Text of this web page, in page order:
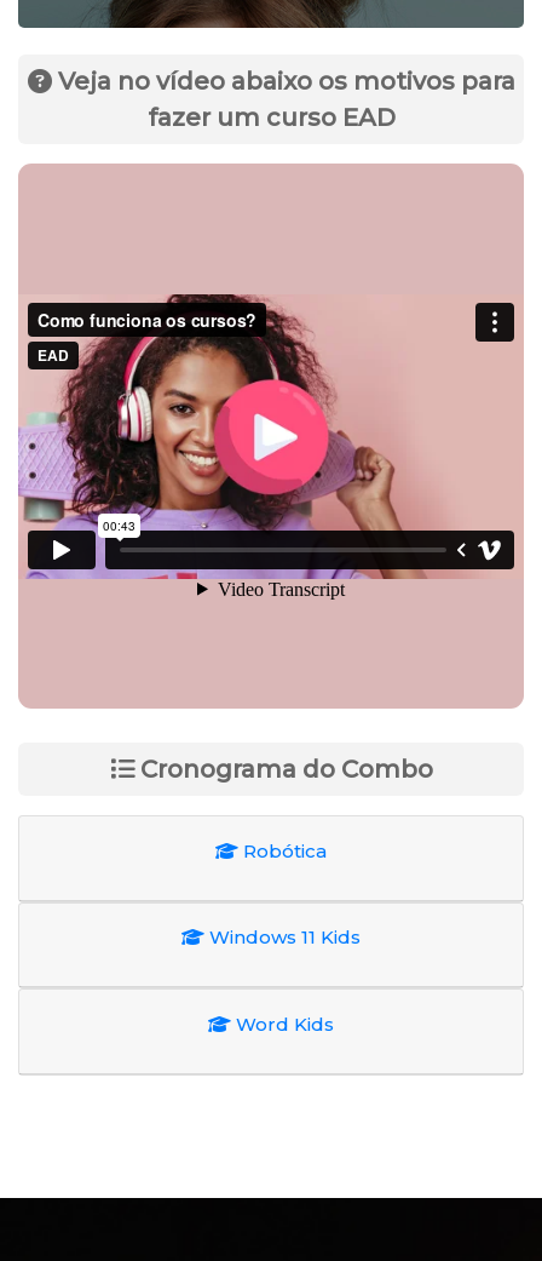
Veja no vídeo abaixo os motivos para
fazer um curso EAD
Cronograma do Combo
Robótica
Windows 11 Kids
Word Kids